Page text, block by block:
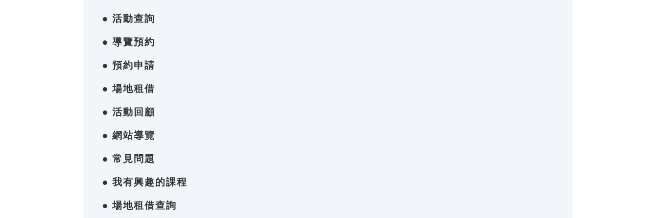
● 活動查詢
● 導覽預約
● 預約申請
● 場地租借
● 活動回顧
● 網站導覽
● 常見問題
● 我有興趣的課程
● 場地租借查詢